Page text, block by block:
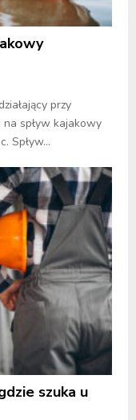
przy
spływ kajakowy
Spływ...
szuka u